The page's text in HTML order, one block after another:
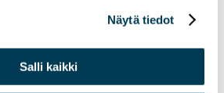
Näytä tiedot
Salli kaikki